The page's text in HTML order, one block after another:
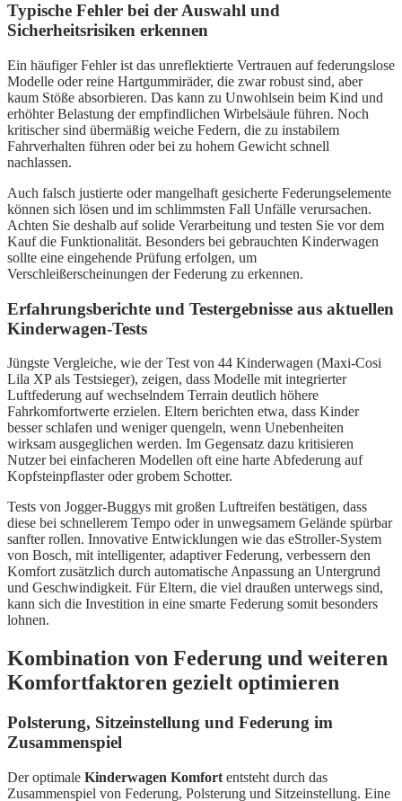
Typische Fehler bei der Auswahl und
Sicherheitsrisiken erkennen
Ein häufiger Fehler ist das unreflektierte Vertrauen auf federungslose
Modelle oder reine Hartgummiräder, die zwar robust sind, aber
kaum Stöße absorbieren. Das kann zu Unwohlsein beim Kind und
erhöhter Belastung der empfindlichen Wirbelsäule führen. Noch
kritischer sind übermäßig weiche Federn, die zu instabilem
Fahrverhalten führen oder bei zu hohem Gewicht schnell
nachlassen.
Auch falsch justierte oder mangelhaft gesicherte Federungselemente
können sich lösen und im schlimmsten Fall Unfälle verursachen.
Achten Sie deshalb auf solide Verarbeitung und testen Sie vor dem
Kauf die Funktionalität. Besonders bei gebrauchten Kinderwagen
sollte eine eingehende Prüfung erfolgen, um
Verschleißerscheinungen der Federung zu erkennen.
Erfahrungsberichte und Testergebnisse aus aktuellen
Kinderwagen-Tests
Jüngste Vergleiche, wie der Test von 44 Kinderwagen (Maxi-Cosi
Lila XP als Testsieger), zeigen, dass Modelle mit integrierter
Luftfederung auf wechselndem Terrain deutlich höhere
Fahrkomfortwerte erzielen. Eltern berichten etwa, dass Kinder
besser schlafen und weniger quengeln, wenn Unebenheiten
wirksam ausgeglichen werden. Im Gegensatz dazu kritisieren
Nutzer bei einfacheren Modellen oft eine harte Abfederung auf
Kopfsteinpflaster oder grobem Schotter.
Tests von Jogger-Buggys mit großen Luftreifen bestätigen, dass
diese bei schnellerem Tempo oder in unwegsamem Gelände spürbar
sanfter rollen. Innovative Entwicklungen wie das eStroller-System
von Bosch, mit intelligenter, adaptiver Federung, verbessern den
Komfort zusätzlich durch automatische Anpassung an Untergrund
und Geschwindigkeit. Für Eltern, die viel draußen unterwegs sind,
kann sich die Investition in eine smarte Federung somit besonders
lohnen.
Kombination von Federung und weiteren
Komfortfaktoren gezielt optimieren
Polsterung, Sitzeinstellung und Federung im
Zusammenspiel
Der optimale Kinderwagen Komfort entsteht durch das
Zusammenspiel von Federung, Polsterung und Sitzeinstellung. Eine